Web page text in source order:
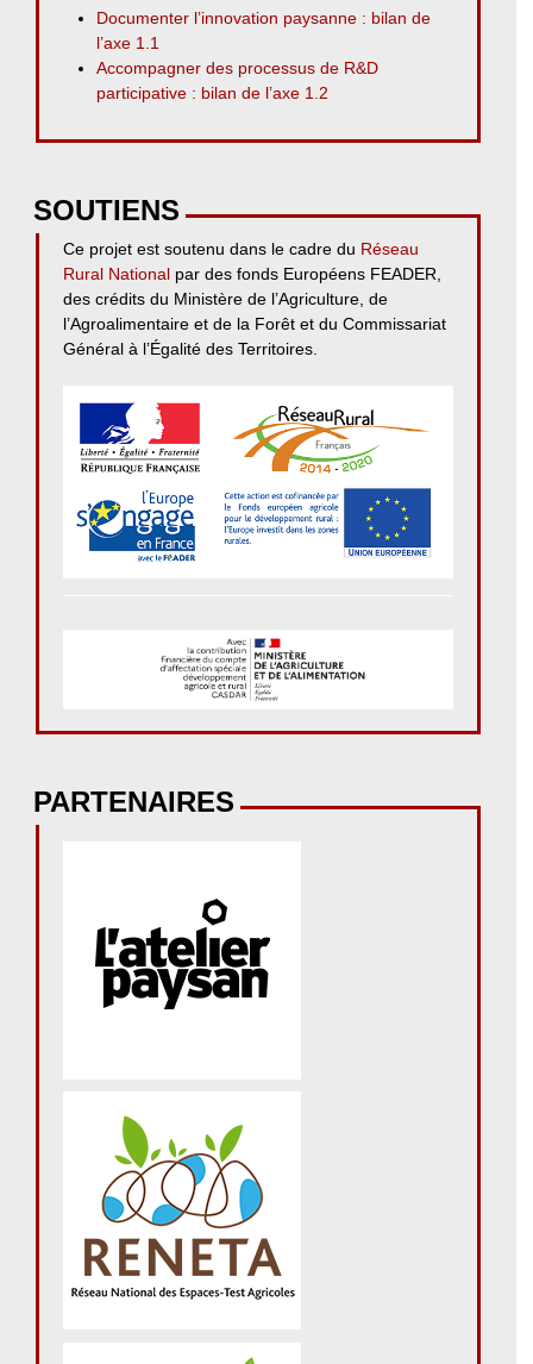
Documenter l’innovation paysanne : bilan de
l’axe 1.1
Accompagner des processus de R&D
participative : bilan de l’axe 1.2
SOUTIENS
Ce projet est soutenu dans le cadre du Réseau
Rural National par des fonds Européens FEADER,
des crédits du Ministère de l’Agriculture, de
l’Agroalimentaire et de la Forêt et du Commissariat
Général à l’Égalité des Territoires.
PARTENAIRES